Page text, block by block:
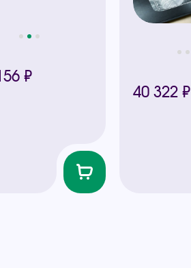
₽
40 322 ₽